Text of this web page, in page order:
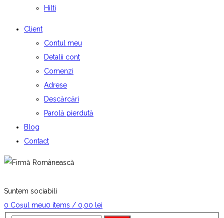
Hilti
Client
Contul meu
Detalii cont
Comenzi
Adrese
Descărcări
Parolă pierdută
Blog
Contact
Suntem sociabili
0 Coșul meu0 items / 0,00 lei